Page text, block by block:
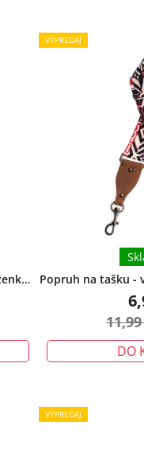
VÝPREDAJ
Popruh na tašku -
DO
VÝPREDAJ